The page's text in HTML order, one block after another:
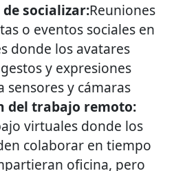
socializar:Reuniones
o eventos sociales en
donde los avatares
y expresiones
sensores y cámaras
del trabajo remoto:
virtuales donde los
colaborar en tiempo
oficina, pero